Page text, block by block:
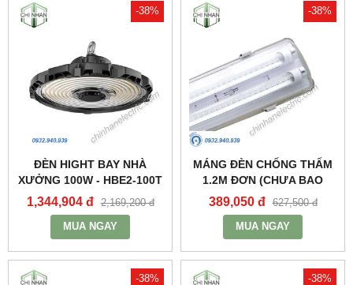
-38%
ĐÈN HIGHT BAY NHÀ
XƯỞNG 100W - HBE2-100T
- MPE
1,344,904 đ 2,169,200 đ
MUA NGAY
-38%
MÁNG ĐÈN CHỐNG THẤM
1.2M ĐƠN (CHƯA BAO
GỒM BÓNG VÀ TĂNG PHÔ)
- MWP-236 - MPE
389,050 đ 627,500 đ
MUA NGAY
-38% -38%